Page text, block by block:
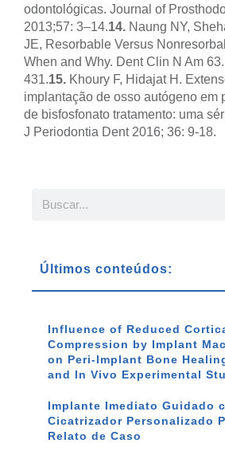
odontológicas. Journal of
2013;57: 3–14.14. Naung NY,
JE, Resorbable Versus
When and Why. Dent Clin N Am
431.15. Khoury F, Hidajat H.
implantação de osso autógeno em
de bisfosfonato tratamento: uma
J Periodontia Dent 2016; 36: 9-18.
Últimos conteúdos:
Influence of Reduced
Compression by Implant
on Peri-Implant Bone
and In Vivo Experimental
Implante Imediato Guidado
Cicatrizador Personalizado
Relato de Caso